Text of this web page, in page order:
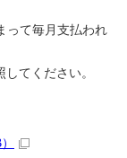
って毎月支払われ
てください。